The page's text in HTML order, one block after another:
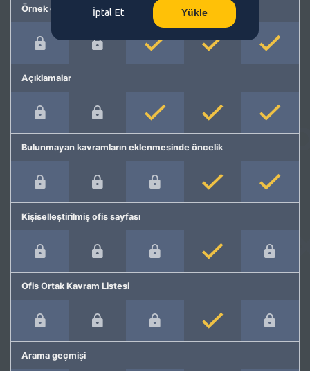
Örnek cümleler
Açıklamalar
Bulunmayan kavramların eklenmesinde öncelik
Kişiselleştirilmiş ofis sayfası
Ofis Ortak Kavram Listesi
Arama geçmişi
İptal Et Yükle